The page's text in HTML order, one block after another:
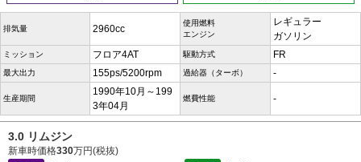
排気量 2960cc
使用燃料
エンジン
レギュラー
ガソリン
ミッション フロア4AT 駆動方式 FR
最大出力 155ps/5200rpm 過給器（ターボ） -
生産期間
1990年10月～199
3年04月
燃費性能 -
3.0 リムジン
新車時価格330万円(税抜)